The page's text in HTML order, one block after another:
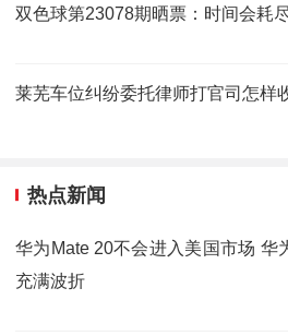
双色球第23078期晒票：时间会耗
莱芜车位纠纷委托律师打官司怎样
热点新闻
华为Mate 20不会进入美国市场 华
充满波折